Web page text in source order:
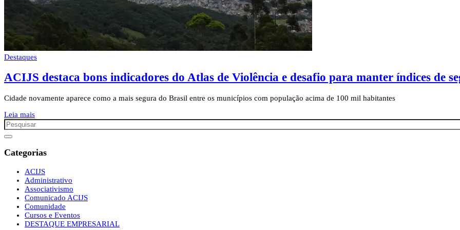
Destaques
ACIJS destaca bons indicadores do Atlas de Violência e desafio para manter índices de
Cidade novamente aparece como a mais segura do Brasil entre os municípios com população acima de 100 mil habitantes
Leia mais
Categorias
ACIJS
Administrativo
Associativismo
Comunicado ACIJS
Comunidade
Cursos e Eventos
DESTAQUE EMPRESARIAL